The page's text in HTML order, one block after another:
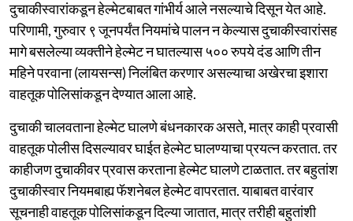
दुचाकीस्वारांकडून हेल्मेटबाबत गांभीर्य आले नसल्याचे दिसून येत आहे.
परिणामी, गुरुवार ९ जूनपर्यंत नियमांचे पालन न केल्यास दुचाकीस्वारांसह
मागे बसलेल्या व्यक्तीने हेल्मेट न घातल्यास ५०० रुपये दंड आणि तीन
महिने परवाना (लायसन्स) निलंबित करणार असल्याचा अखेरचा इशारा
वाहतूक पोलिसांकडून देण्यात आला आहे.
दुचाकी चालवताना हेल्मेट घालणे बंधनकारक असते, मात्र काही प्रवासी
वाहतूक पोलीस दिसल्यावर घाईत हेल्मेट घालण्याचा प्रयत्न करतात. तर
काहीजण दुचाकीवर प्रवास करताना हेल्मेट घालणे टाळतात. तर बहुतांश
दुचाकीस्वार नियमबाह्य फॅशनेबल हेल्मेट वापरतात. याबाबत वारंवार
सूचनाही वाहतूक पोलिसांकडून दिल्या जातात, मात्र तरीही बहुतांशी